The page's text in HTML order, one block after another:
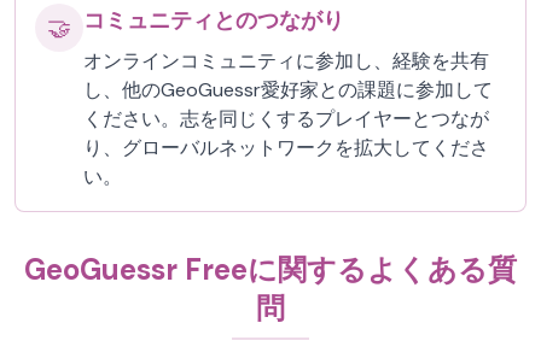
🤝 コミュニティとのつながり
オンラインコミュニティに参加し、経験を共有
し、他のGeoGuessr愛好家との課題に参加して
ください。志を同じくするプレイヤーとつなが
り、グローバルネットワークを拡大してくださ
い。
GeoGuessr Freeに関するよくある質
問